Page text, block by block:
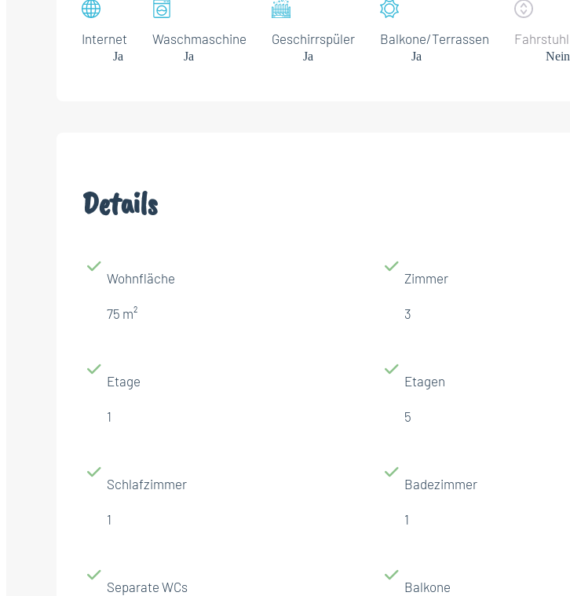
Internet
Ja
Waschmaschine
Ja
Geschirrspüler
Ja
Balkone/Terrassen
Ja
Fahrstuhl
Nein
Details
Wohnfläche
75 m²
Zimmer
3
Etage
1
Etagen
5
Schlafzimmer
1
Badezimmer
1
Separate WCs Balkone